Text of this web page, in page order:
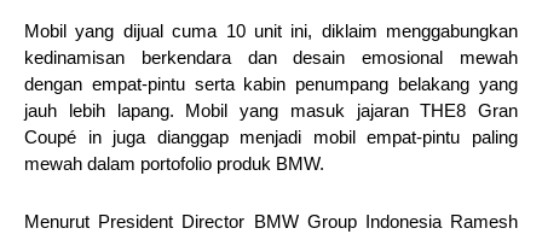
Mobil yang dijual cuma 10 unit ini, diklaim menggabungkan
kedinamisan berkendara dan desain emosional mewah
dengan empat-pintu serta kabin penumpang belakang yang
jauh lebih lapang. Mobil yang masuk jajaran THE8 Gran
Coupé in juga dianggap menjadi mobil empat-pintu paling
mewah dalam portofolio produk BMW.
Menurut President Director BMW Group Indonesia Ramesh